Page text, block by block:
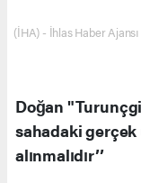
(İHA) - İhlas Haber
Doğan
sahadaki
alınmalıdır’’